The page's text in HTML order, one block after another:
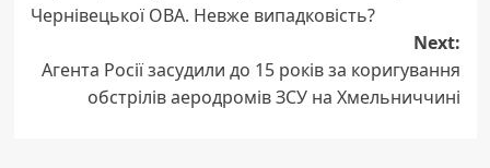
Чернівецької ОВА. Невже випадковість?
Next:
Агента Росії засудили до 15 років за коригування
обстрілів аеродромів ЗСУ на Хмельниччині